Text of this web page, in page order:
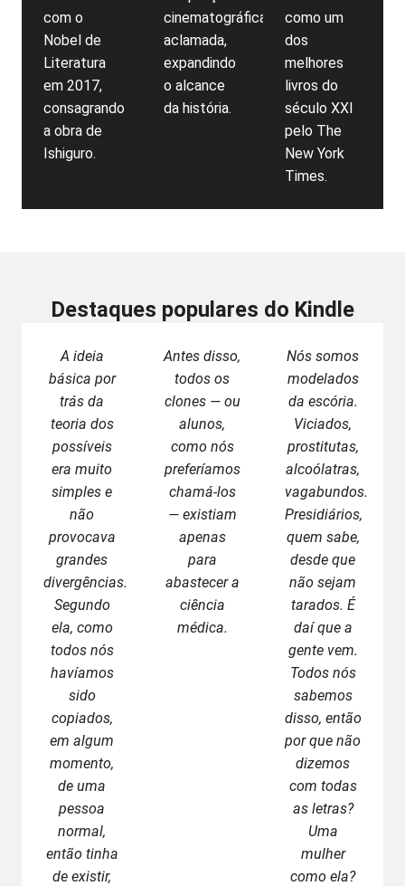
com o
Nobel de
Literatura
em 2017,
consagrando
a obra de
Ishiguro.
cinematográfica
aclamada,
expandindo
o alcance
da história.
como um
dos
melhores
livros do
século XXI
pelo The
New York
Times.
Destaques populares do Kindle
A ideia
básica por
trás da
teoria dos
possíveis
era muito
simples e
não
provocava
grandes
divergências.
Segundo
ela, como
todos nós
havíamos
sido
copiados,
em algum
momento,
de uma
pessoa
normal,
então tinha
de existir,
Antes disso,
todos os
clones — ou
alunos,
como nós
preferíamos
chamá-los
— existiam
apenas
para
abastecer a
ciência
médica.
Nós somos
modelados
da escória.
Viciados,
prostitutas,
alcoólatras,
vagabundos.
Presidiários,
quem sabe,
desde que
não sejam
tarados. É
daí que a
gente vem.
Todos nós
sabemos
disso, então
por que não
dizemos
com todas
as letras?
Uma
mulher
como ela?